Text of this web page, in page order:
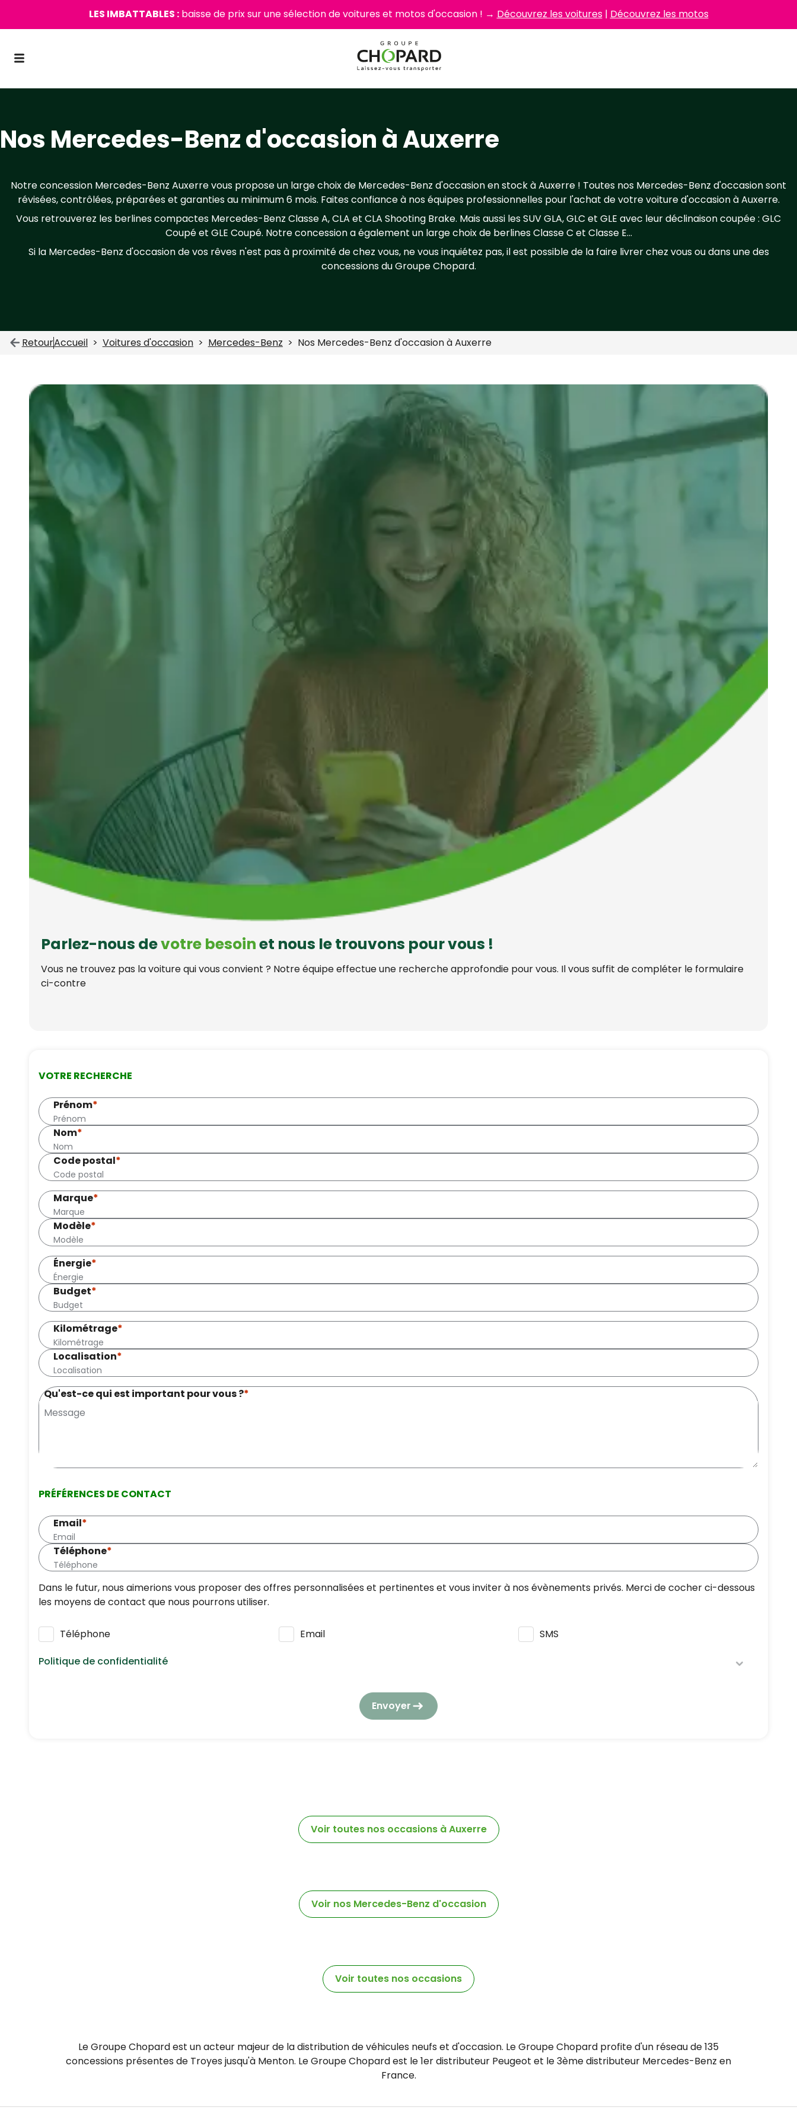
LES IMBATTABLES :baisse de prix sur une sélection de voitures et motos d'occasion ! → Découvrez les voitures| Découvrez les motos
Nos Mercedes-Benz d'occasion à Auxerre
Notre concession Mercedes-Benz Auxerre vous propose un large choix de Mercedes-Benz d'occasion en stock à Auxerre ! Toutes nos Mercedes-Benz d'occasion sont
révisées, contrôlées, préparées et garanties au minimum 6 mois. Faites confiance à nos équipes professionnelles pour l'achat de votre voiture d'occasion à Auxerre.
Vous retrouverez les berlines compactes Mercedes-Benz Classe A, CLA et CLA Shooting Brake. Mais aussi les SUV GLA, GLC et GLE avec leur déclinaison coupée : GLC
Coupé et GLE Coupé. Notre concession a également un large choix de berlines Classe C et Classe E...
Si la Mercedes-Benz d'occasion de vos rêves n'est pas à proximité de chez vous, ne vous inquiétez pas, il est possible de la faire livrer chez vous ou dans une des
concessions du Groupe Chopard.
RetourAccueil Voitures d'occasion Mercedes-Benz Nos Mercedes-Benz d'occasion à Auxerre
Parlez-nous devotre besoinet nous le trouvons pour vous !
Vous ne trouvez pas la voiture qui vous convient ? Notre équipe effectue une recherche approfondie pour vous. Il vous suffit de compléter le formulaire
ci-contre
VOTRE RECHERCHE
Prénom*
Nom*
Code postal*
Marque*
Modèle*
Énergie*
Budget*
Kilométrage*
Localisation*
Qu'est-ce qui est important pour vous ?*
PRÉFÉRENCES DE CONTACT
Email*
Téléphone*
Dans le futur, nous aimerions vous proposer des offres personnalisées et pertinentes et vous inviter à nos évènements privés. Merci de cocher ci-dessous
les moyens de contact que nous pourrons utiliser.
Téléphone Email
SMS
Politique de confidentialité
Nous respectons vos données personnelles : elles seront utilisées et traitées conformément à notre
réglementation en vigueur en matière de protection des données à caractère personnel.
En application de l’article L223-2 du Code de la consommation, vous pouvez vous opposer à tout moment à être démarché par téléphone, en vous
Envoyer
Voir toutes nos occasions à Auxerre
Voir nos Mercedes-Benz d'occasion
Voir toutes nos occasions
Le Groupe Chopard est un acteur majeur de la distribution de véhicules neufs et d'occasion. Le Groupe Chopard profite d'un réseau de 135
concessions présentes de Troyes jusqu'à Menton. Le Groupe Chopard est le 1er distributeur Peugeot et le 3ème distributeur Mercedes-Benz en
France.​​